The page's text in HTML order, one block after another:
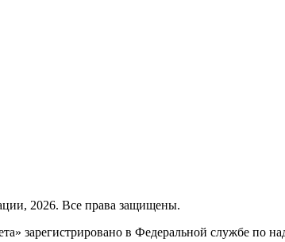
2026. Все права защищены.
зарегистрировано в Федеральной службе по